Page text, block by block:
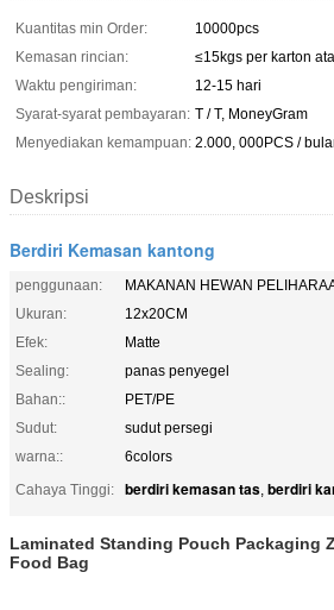
Kuantitas min Order:
10000pcs
Kemasan rincian:
≤15kgs per karton
Waktu pengiriman:
12-15 hari
Syarat-syarat pembayaran: T / T, MoneyGram
Menyediakan kemampuan: 2.000, 000PCS /
Deskripsi
Berdiri Kemasan kantong
penggunaan:
MAKANAN HEWAN
Ukuran:
12x20CM
Efek:
Matte
Sealing:
panas penyegel
Bahan::
PET/PE
Sudut:
sudut persegi
warna::
6colors
Cahaya Tinggi:
berdiri kemasan tas, berdiri
Laminated Standing Pouch Packaging
Food Bag